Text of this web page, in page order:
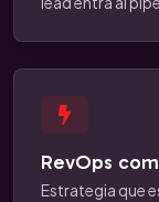
RevOps
Estrategia que